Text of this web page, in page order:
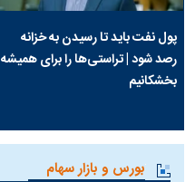
پول نفت باید تا رسیدن به خزانه
رصد شود | تراستی‌ها را برای همیشه
بخشکانیم
بورس و بازار سهام